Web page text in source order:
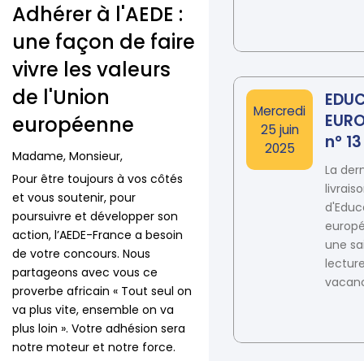
Adhérer à l'AEDE :
une façon de faire
vivre les valeurs
de l'Union
européenne
Madame, Monsieur,
Pour être toujours à vos côtés
et vous soutenir, pour
poursuivre et développer son
action, l’AEDE-France a besoin
de votre concours. Nous
partageons avec vous ce
proverbe africain « Tout seul on
va plus vite, ensemble on va
plus loin ». Votre adhésion sera
notre moteur et notre force.
Date
Mercredi
25 juin
2025
n° 13
La
une